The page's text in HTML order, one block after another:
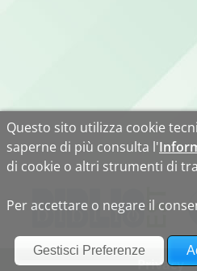
Privacy
Questo sito utilizza cookie
saperne di più consulta l'
di cookie o altri strumenti di
Per accettare o negare il